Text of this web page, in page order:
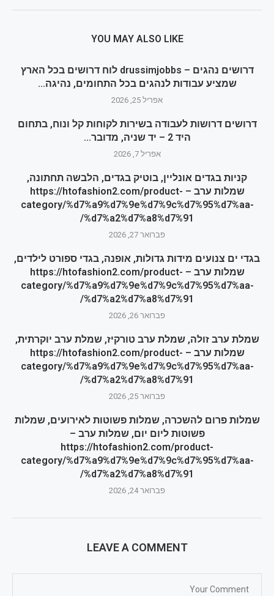
YOU MAY ALSO LIKE
דרושים נהגים – drussimjobbs לוח דרושים בכל הארץ
שמציע עבודות לנהגים בכל התחומים, נהיגה...
אפריל 25, 2026
דרושים דרושות לעבודה בשירות לקוחות קל ונוח, בתחום
היד 2 – יד שניה, מדובר...
אפריל 7, 2026
קניות בגדים אונליין, בוטיק בגדים, הלבשה תחתונה,
שמלות ערב – https://htofashion2.com/product-
category/%d7%a9%d7%9e%d7%9c%d7%95%d7%aa-
%d7%a2%d7%a8%d7%91/
פברואר 27, 2026
בגדי ים צנועים מידות גדולות, אופנה, בגדי ספורט לילדים,
שמלות ערב – https://htofashion2.com/product-
category/%d7%a9%d7%9e%d7%9c%d7%95%d7%aa-
%d7%a2%d7%a8%d7%91/
פברואר 26, 2026
שמלת ערב זולה, שמלת ערב טורקיז, שמלת ערב יוקרתית,
שמלות ערב – https://htofashion2.com/product-
category/%d7%a9%d7%9e%d7%9c%d7%95%d7%aa-
%d7%a2%d7%a8%d7%91/
פברואר 25, 2026
שמלות פרום להשכרה, שמלות פשוטות לאירועים, שמלות
פשוטות ליום יום, שמלות ערב –
https://htofashion2.com/product-
category/%d7%a9%d7%9e%d7%9c%d7%95%d7%aa-
%d7%a2%d7%a8%d7%91/
פברואר 24, 2026
LEAVE A COMMENT